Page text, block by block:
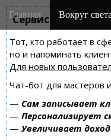
Сервис онлайн-
Тот, кто работает в
но и напоминать
Для новых
Чат-бот для мастеров
— Сам записывает
— Персонализирует
— Увеличивает
M
a
n
m
e
n
u
i
Главная Вокруг света